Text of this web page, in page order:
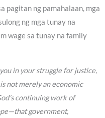
pagitan ng pamahalaan, mga
ng mga tunay na
wage sa tunay na family
in your struggle for justice,
not merely an economic
continuing work of
government,